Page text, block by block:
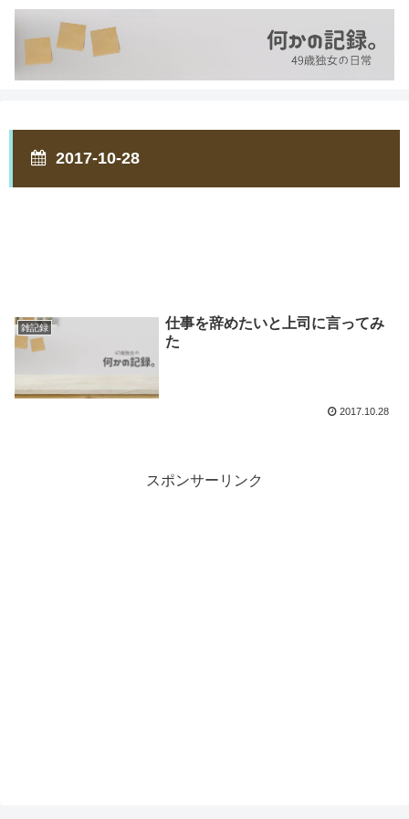
2017-10-28
雑記録
仕事を辞めたいと上司に言ってみ
た
2017.10.28
スポンサーリンク